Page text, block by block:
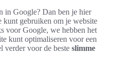
in Google? Dan ben je hier
kunt gebruiken om je website
voor Google, we hebben het
kunt optimaliseren voor een
verder voor de beste slimme